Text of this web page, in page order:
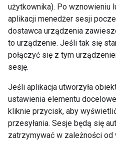
użytkownika). Po wznowieniu
aplikacji menedżer sesji
dostawca urządzenia
to urządzenie. Jeśli tak się
połączyć się z tym
sesję.
Jeśli aplikacja utworzyła
ustawienia elementu
kliknie przycisk, aby
przesyłania. Sesje będą się
zatrzymywać w zależności od